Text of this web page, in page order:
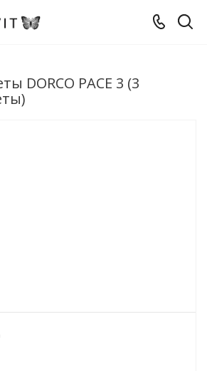
DORCO PACE 3 (3